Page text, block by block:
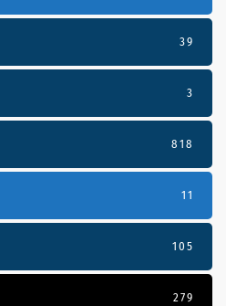
39
3
818
11
105
279